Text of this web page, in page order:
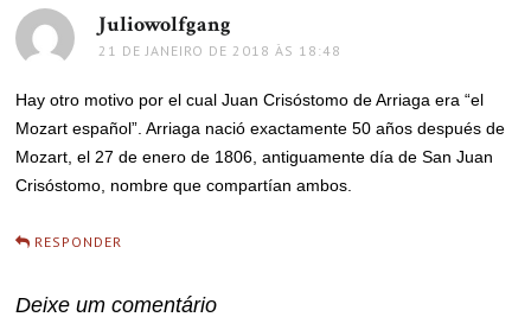
Juliowolfgang
21 DE JANEIRO DE 2018 ÀS 18:48
Hay otro motivo por el cual Juan Crisóstomo de Arriaga era “el
Mozart español”. Arriaga nació exactamente 50 años después de
Mozart, el 27 de enero de 1806, antiguamente día de San Juan
Crisóstomo, nombre que compartían ambos.
RESPONDER
Deixe um comentário